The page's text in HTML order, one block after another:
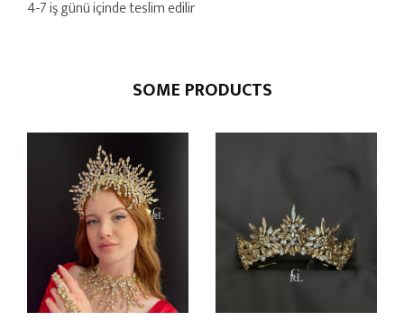
4-7 iş günü içinde teslim edilir
SOME PRODUCTS